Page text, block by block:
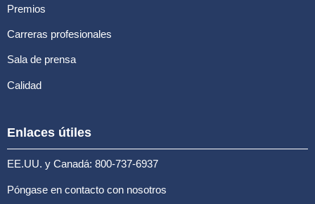
Premios
Carreras profesionales
Sala de prensa
Calidad
Enlaces útiles
EE.UU. y Canadá: 800-737-6937
Póngase en contacto con nosotros